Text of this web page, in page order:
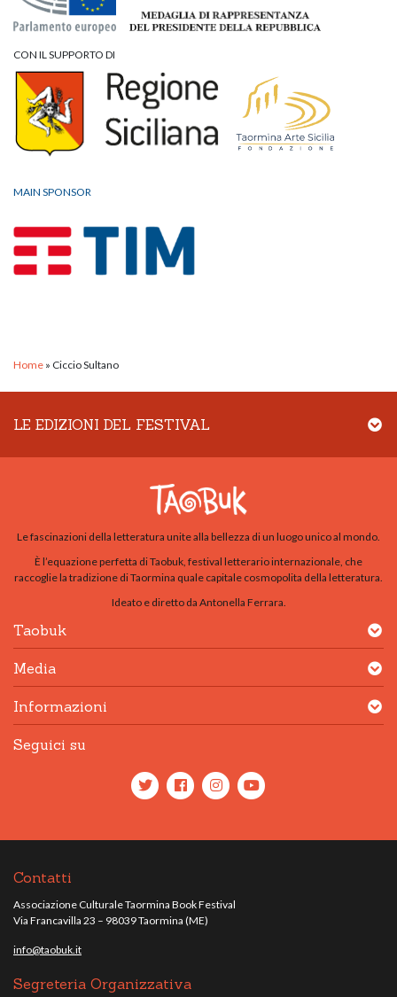
CON IL SUPPORTO DI
MAIN SPONSOR
Home » Ciccio Sultano
LE EDIZIONI DEL FESTIVAL
Le fascinazioni della letteratura unite alla bellezza di un luogo unico al mondo.
È l’equazione perfetta di Taobuk, festival letterario internazionale, che
raccoglie la tradizione di Taormina quale capitale cosmopolita della letteratura.
Ideato e diretto da Antonella Ferrara.
Taobuk
Media
Informazioni
Seguici su
Contatti
Associazione Culturale Taormina Book Festival
Via Francavilla 23 – 98039 Taormina (ME)
info@taobuk.it
Segreteria Organizzativa